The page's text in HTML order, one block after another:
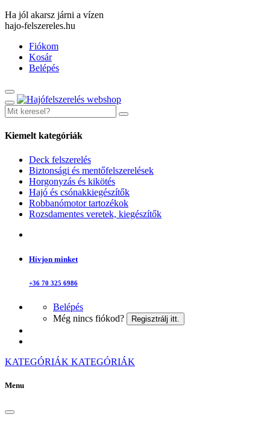
Ha jól akarsz járni a vízen
hajo-felszereles.hu
Fiókom
Kosár
Belépés
Kiemelt kategóriák
Deck felszerelés
Biztonsági és mentőfelszerelések
Horgonyzás és kikötés
Hajó és csónakkiegészítők
Robbanómotor tartozékok
Rozsdamentes veretek, kiegészítők
Hívjon minket
+36 70 325 6986
Belépés
Még nincs fiókod?
Regisztrálj itt.
KATEGÓRIÁK KATEGÓRIÁK
Menu